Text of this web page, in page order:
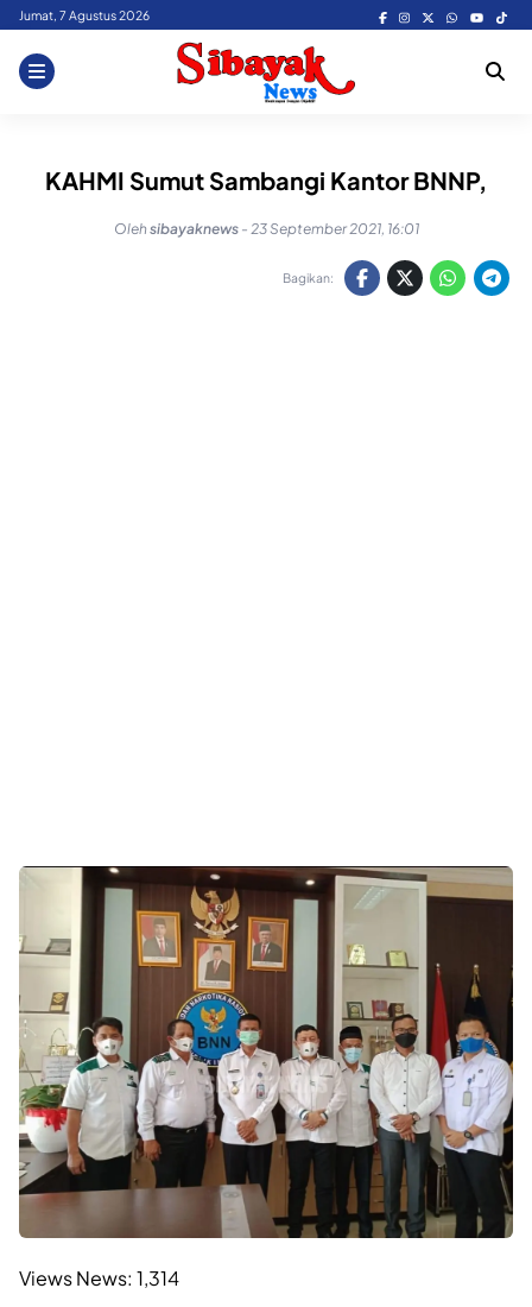
Skip
content
Jumat, 7 Agustus 2026
KAHMI Sumut Sambangi Kantor BNNP,
Olehsibayaknews - 23 September 2021, 16:01
Bagikan:
Views News: 1,314